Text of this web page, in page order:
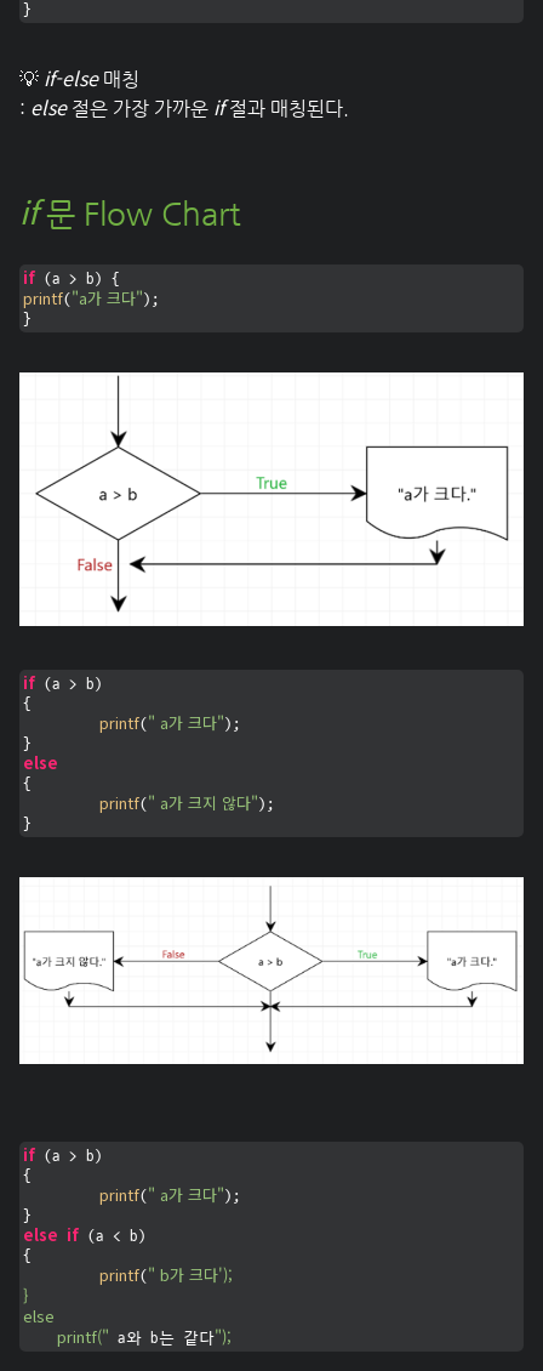
}
💡 if-else 매칭
: else절은 가장 가까운 if절과 매칭된다.
if 문 Flow Chart
if
printf("a가 크다");
}
if (a > b)
{
printf( " a가 크다" );
else
{
printf( " a가 크지 않다" );
}
if (a > b)
{
printf(" a가 크다");
else if (a < b)
{
printf(" b가 크다');
}
else
	 printf("
a와 b는 같다");